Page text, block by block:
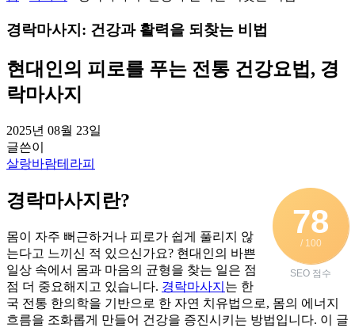
경락마사지: 건강과 활력을 되찾는 비법
현대인의 피로를 푸는 전통 건강요법, 경
락마사지
2025년 08월 23일
글쓴이
살랑바람테라피
78
/ 100
SEO 점수
경락마사지란?
몸이 자주 뻐근하거나 피로가 쉽게 풀리지 않
는다고 느끼신 적 있으신가요? 현대인의 바쁜
일상 속에서 몸과 마음의 균형을 찾는 일은 점
점 더 중요해지고 있습니다. 경락마사지 는 한
국 전통 한의학을 기반으로 한 자연 치유법으로, 몸의 에너지
흐름을 조화롭게 만들어 건강을 증진시키는 방법입니다. 이 글